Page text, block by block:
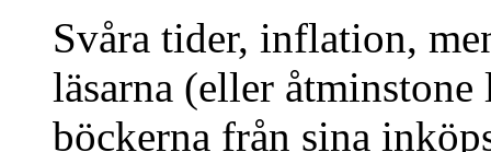
Svåra tider, inflation,
läsarna (eller
böckerna från sina